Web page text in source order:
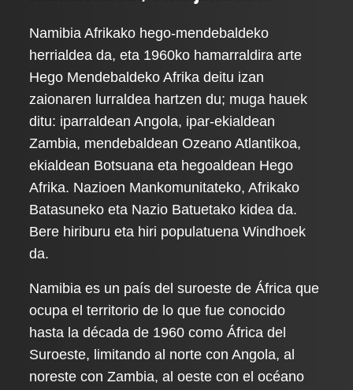
Namibia Afrikako hego-mendebaldeko
herrialdea da, eta 1960ko hamarraldira arte
Hego Mendebaldeko Afrika deitu izan
zaionaren lurraldea hartzen du; muga hauek
ditu: iparraldean Angola, ipar-ekialdean
Zambia, mendebaldean Ozeano Atlantikoa,
ekialdean Botsuana eta hegoaldean Hego
Afrika. Nazioen Mankomunitateko, Afrikako
Batasuneko eta Nazio Batuetako kidea da.
Bere hiriburu eta hiri populatuena Windhoek
da.
Namibia es un país del suroeste de África que
ocupa el territorio de lo que fue conocido
hasta la década de 1960 como África del
Suroeste, limitando al norte con Angola, al
noreste con Zambia, al oeste con el océano